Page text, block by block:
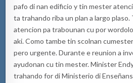
pafo di nanedificio y tin mester
tatrahando riba un plan a largoplaso.
atencion patrabounan cuporwordo
aki. Comotambetin scolnan cumester
pero urgente.Durante e reunion a
ayudonan cu tin mester.Minister
trahando for diMinisterio di